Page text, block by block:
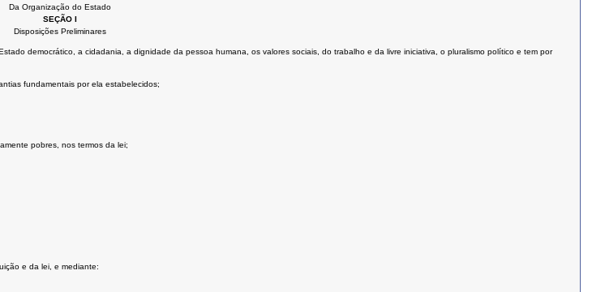
Da Organização do Estado
SEÇÃO I
Disposições Preliminares
democrático, a cidadania, a dignidade da pessoa humana, os valores sociais, do trabalho e da livre iniciativa, o pluralismo político e tem por
fundamentais por ela estabelecidos;
pobres, nos termos da lei;
e da lei, e mediante: